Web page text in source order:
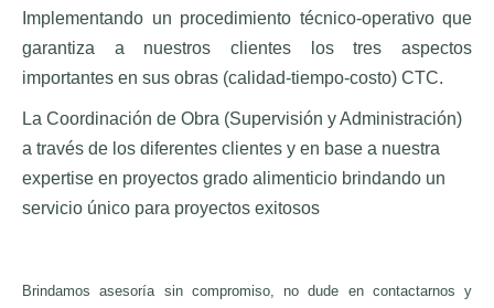
BLOG
Blog de refrigeración
COTIZADOR
Implementando un procedimiento técnico-operativo que
garantiza a nuestros clientes los tres aspectos
importantes en sus obras (calidad-tiempo-costo) CTC.
La Coordinación de Obra (Supervisión y Administración)
a través de los diferentes clientes y en base a nuestra
expertise en proyectos grado alimenticio brindando un
servicio único para proyectos exitosos
Brindamos asesoría sin compromiso, no dude en contactarnos y